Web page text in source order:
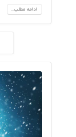
ادامه مطلب...